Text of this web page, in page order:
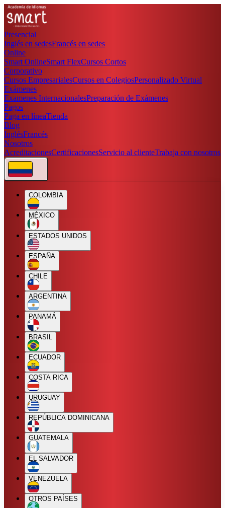
Presencial
Inglés en sedesFrancés en sedes
Online
Smart OnlineSmart FlexCursos Cortos
Corporativo
Cursos EmpresarialesCursos en ColegiosPersonalizado Virtual
Exámenes
Examenes InternacionalesPreparación de Exámenes
Pagos
Paga en líneaTienda
Blog
InglésFrancés
Nosotros
AcreditacionesCertificacionesServicio al clienteTrabaja con nosotros
COLOMBIA
MÉXICO
ESTADOS UNIDOS
ESPAÑA
CHILE
ARGENTINA
PANAMÁ
BRASIL
ECUADOR
COSTA RICA
URUGUAY
REPÚBLICA DOMINICANA
GUATEMALA
EL SALVADOR
VENEZUELA
OTROS PAÍSES